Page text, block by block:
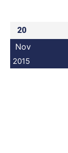
20
Nov
2015